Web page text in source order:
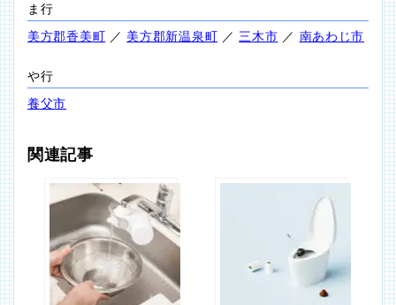
ま行
美方郡香美町 ／ 美方郡新温泉町 ／ 三木市 ／ 南あわじ市
や行
養父市
関連記事